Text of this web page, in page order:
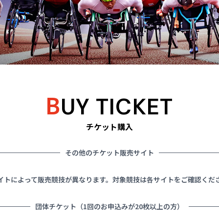
BUY TICKET
チケット購入
その他のチケット販売サイト
トによって販売競技が異なります。対象競技は各サイトをご確認くだ
団体チケット（1回のお申込みが20枚以上の方）